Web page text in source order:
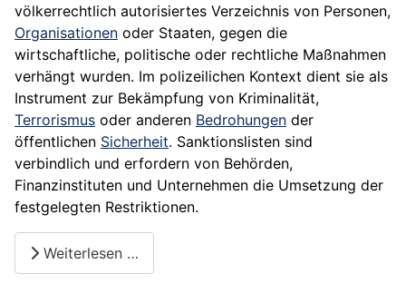
völkerrechtlich autorisiertes Verzeichnis von Personen,
Organisationen oder Staaten, gegen die
wirtschaftliche, politische oder rechtliche Maßnahmen
verhängt wurden. Im polizeilichen Kontext dient sie als
Instrument zur Bekämpfung von Kriminalität,
Terrorismus oder anderen Bedrohungen der
öffentlichen Sicherheit. Sanktionslisten sind
verbindlich und erfordern von Behörden,
Finanzinstituten und Unternehmen die Umsetzung der
festgelegten Restriktionen.
Weiterlesen …